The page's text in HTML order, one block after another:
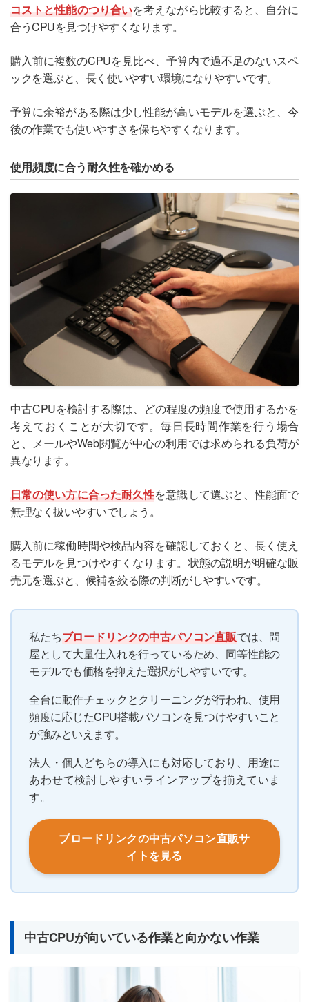
コストと性能のつり合いを考えながら比較すると、自分に
合うCPUを見つけやすくなります。
購入前に複数のCPUを見比べ、予算内で過不足のないスペ
ックを選ぶと、長く使いやすい環境になりやすいです。
予算に余裕がある際は少し性能が高いモデルを選ぶと、今
後の作業でも使いやすさを保ちやすくなります。
使用頻度に合う耐久性を確かめる
中古CPUを検討する際は、どの程度の頻度で使用するかを
考えておくことが大切です。毎日長時間作業を行う場合
と、メールやWeb閲覧が中心の利用では求められる負荷が
異なります。
日常の使い方に合った耐久性を意識して選ぶと、性能面で
無理なく扱いやすいでしょう。
購入前に稼働時間や検品内容を確認しておくと、長く使え
るモデルを見つけやすくなります。状態の説明が明確な販
売元を選ぶと、候補を絞る際の判断がしやすいです。
私たちブロードリンクの中古パソコン直販では、問
屋として大量仕入れを行っているため、同等性能の
モデルでも価格を抑えた選択がしやすいです。
全台に動作チェックとクリーニングが行われ、使用
頻度に応じたCPU搭載パソコンを見つけやすいこと
が強みといえます。
法人・個人どちらの導入にも対応しており、用途に
あわせて検討しやすいラインアップを揃えていま
す。
ブロードリンクの中古パソコン直販サ
イトを見る
中古CPUが向いている作業と向かない作業